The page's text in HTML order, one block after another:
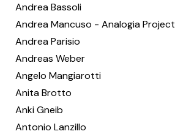
Andrea Bassoli
Andrea Mancuso - Analogia Project
Andrea Parisio
Andreas Weber
Angelo Mangiarotti
Anita Brotto
Anki Gneib
Antonio Lanzillo